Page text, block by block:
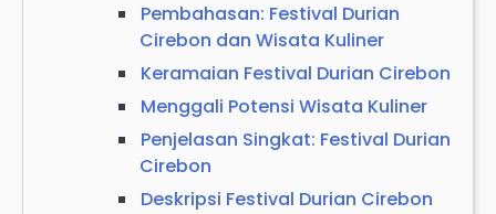
Pembahasan: Festival Durian
Cirebon dan Wisata Kuliner
Keramaian Festival Durian Cirebon
Menggali Potensi Wisata Kuliner
Penjelasan Singkat: Festival Durian
Cirebon
Deskripsi Festival Durian Cirebon